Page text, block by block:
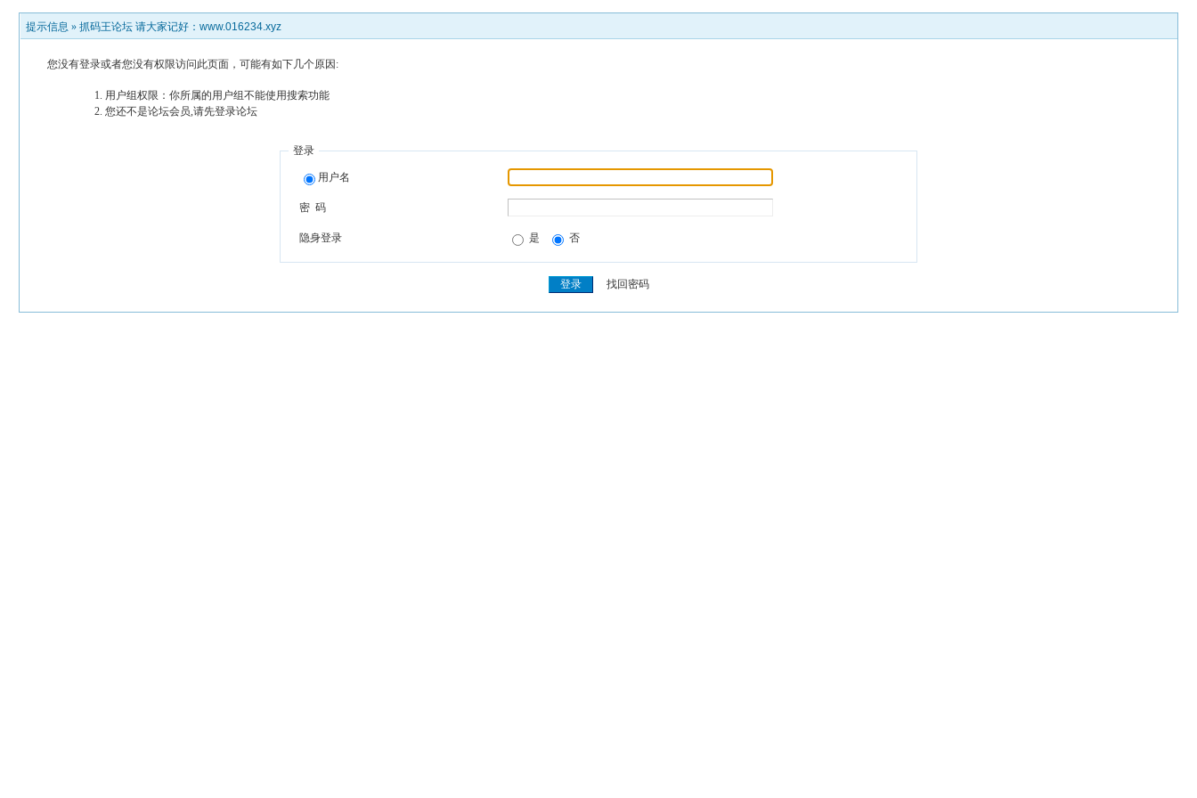
提示信息 » 抓码王论坛 请大家记好：www.016234.xyz
您没有登录或者您没有权限访问此页面，可能有如下几个原因:
用户组权限：你所属的用户组不能使用搜索功能
您还不是论坛会员,请先登录论坛
登录
用户名
密 码
隐身登录 是 否
找回密码